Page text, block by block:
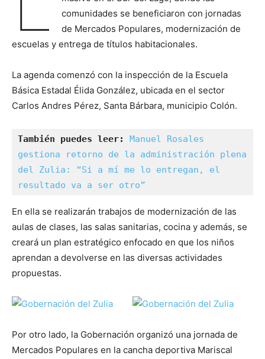
comunidades se beneficiaron con jornadas
de Mercados Populares, modernización de
escuelas y entrega de títulos habitacionales.
La agenda comenzó con la inspección de la Escuela
Básica Estadal Élida González, ubicada en el sector
Carlos Andres Pérez, Santa Bárbara, municipio Colón.
También puedes leer: Manuel Rosales
gestiona retorno de la administración plena
del Zulia: “Si a mí me lo entregan, el
resultado va a ser otro”
En ella se realizarán trabajos de modernización de las
aulas de clases, las salas sanitarias, cocina y además, se
creará un plan estratégico enfocado en que los niños
aprendan a devolverse en las diversas actividades
propuestas.
Por otro lado, la Gobernación organizó una jornada de
Mercados Populares en la cancha deportiva Mariscal